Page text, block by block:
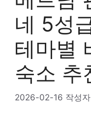
네 5성
테마별
숙소 추
2026-02-16 작성